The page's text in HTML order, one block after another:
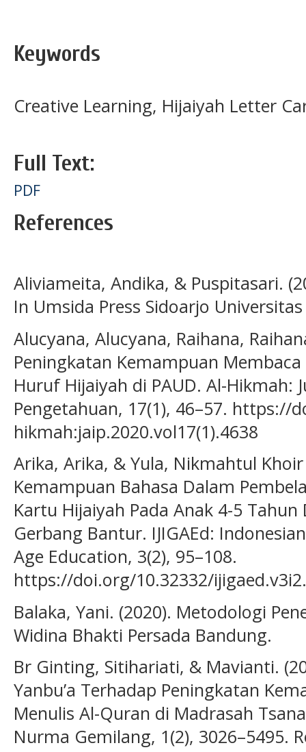
Keywords
Creative Learning, Hijaiyah Letter
Full Text:
PDF
References
Aliviameita, Andika, & Puspitasari.
In Umsida Press Sidoarjo Universitas
Alucyana, Alucyana, Raihana,
Peningkatan Kemampuan
Huruf Hijaiyah di PAUD. Al-Hikmah:
Pengetahuan, 17(1), 46–57. https://
hikmah:jaip.2020.vol17(1).4638
Arika, Arika, & Yula, Nikmahtul
Kemampuan Bahasa Dalam
Kartu Hijaiyah Pada Anak 4-5
Gerbang Bantur. IJIGAEd:
Age Education, 3(2), 95–108.
https://doi.org/10.32332/
Balaka, Yani. (2020). Metodologi
Widina Bhakti Persada Bandung.
Br Ginting, Sitihariati, & Mavianti.
Yanbu’a Terhadap Peningkatan
Menulis Al-Quran di Madrasah
Nurma Gemilang, 1(2), 3026–5495.